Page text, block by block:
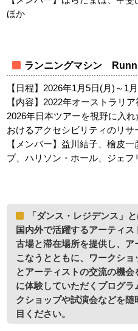
ほか
ランニングマシン
【日程】2026年1月5日(月)～1
【内容】2022年オーストラリ
2026年日本ツアーを視野に入
おけるアクセシビリティのリサ
【メンバー】益川結子、檜皮
プ、ハリソン・ホール、ジェフ
「ダンス・レジデンス」
国内外で活躍するアーティ
古場と滞在場所を提供し、
こなうとともに、ワークシ
とアーティストの交流の機
に体験していただくプログ
クショップや試演会などを
目ください。